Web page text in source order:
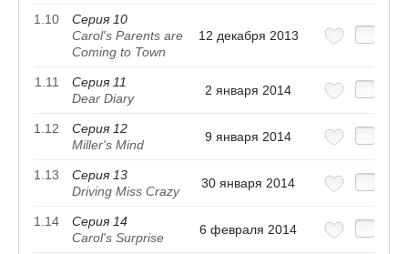
1.10
Серия 10
Carol's Parents are
Coming to Town
12 декабря 2013
1.11
Серия 11
Dear Diary
2 января 2014
1.12
Серия 12
Miller's Mind
9 января 2014
1.13
Серия 13
Driving Miss Crazy
30 января 2014
1.14
Серия 14
Carol's Surprise
6 февраля 2014